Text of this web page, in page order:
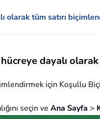
olarak tüm satırı
dayalı
için Koşullu
seçin ve Ana Sayfa >